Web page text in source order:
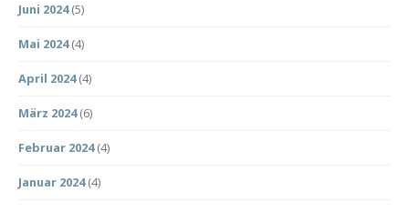
Juni 2024(5)
Mai 2024(4)
April 2024(4)
März 2024(6)
Februar 2024(4)
Januar 2024(4)